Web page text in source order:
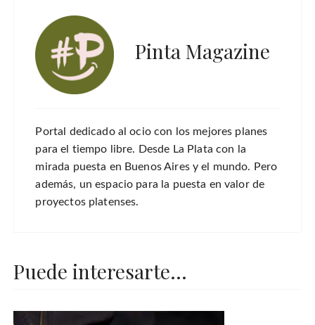
Pinta Magazine
Portal dedicado al ocio con los mejores planes
para el tiempo libre. Desde La Plata con la
mirada puesta en Buenos Aires y el mundo. Pero
además, un espacio para la puesta en valor de
proyectos platenses.
Puede interesarte...